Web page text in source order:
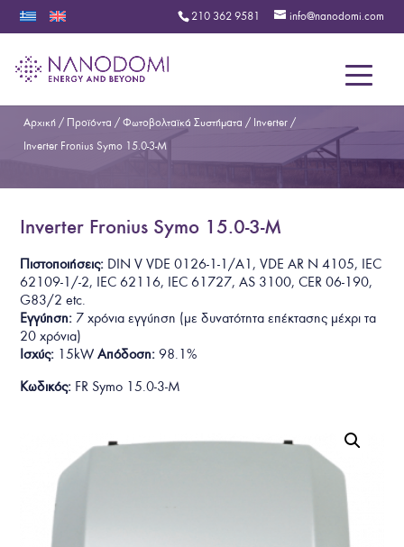
210 362 9581 info@nanodomi.com
Αρχική / Προϊόντα / Φωτοβολταϊκά Συστήματα / Inverter /
Inverter Fronius Symo 15.0-3-M
Inverter Fronius Symo 15.0-3-M
Πιστοποιήσεις: DIN V VDE 0126-1-1/A1, VDE AR N 4105, IEC
62109-1/-2, IEC 62116, IEC 61727, AS 3100, CER 06-190,
G83/2 etc.
Εγγύηση: 7 χρόνια εγγύηση (με δυνατότητα επέκτασης μέχρι τα
20 χρόνια)
Ισχύς: 15kWΑπόδοση: 98.1%
Κωδικός: FR Symo 15.0-3-M